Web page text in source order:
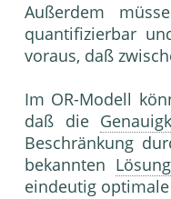
Außerdem
quantifizierbar
voraus, daß
Im OR-Modell
daß die
Beschränkung
bekannten
eindeutig